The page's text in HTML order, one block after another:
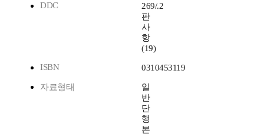
DDC
269/.2
판
사
항
(19)
ISBN
0310453119
자료형태
일
반
단
행
본